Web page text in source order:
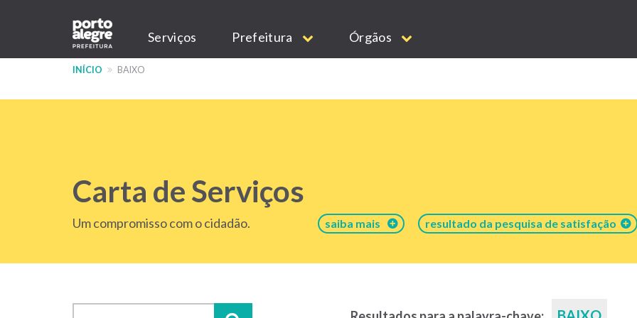
conteúdo
Main
navigation
Serviços Prefeitura Órgãos
INÍCIO BAIXO
Carta de Serviços
Um compromisso com o cidadão. saiba mais resultado da pesquisa de satisfação